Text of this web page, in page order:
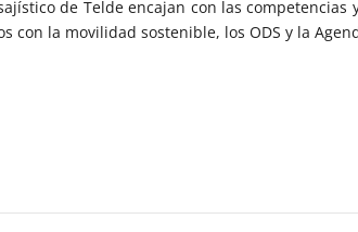
de Telde encajan con las competencias
con la movilidad sostenible, los ODS y la